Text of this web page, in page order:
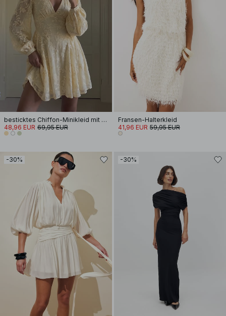
besticktes Chiffon-Minikleid mit langen Ärmeln
48,96 EUR 69,95 EUR
Fransen-Halterkleid
41,96 EUR 59,95 EUR
-30% -30%